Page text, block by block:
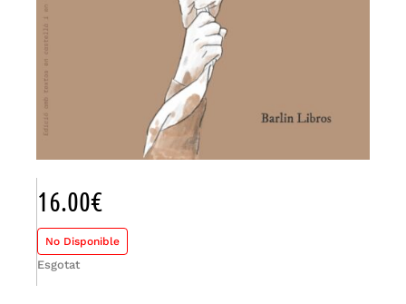
16.00€
No Disponible
Esgotat